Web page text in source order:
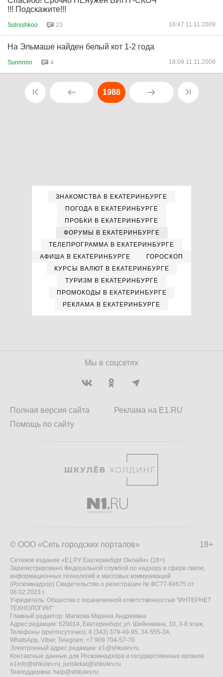
!!! Подскажите!!!
Solnishkoo 23 18:47 11.11.2009
На Эльмаше найден белый кот 1-2 года
Sunnnnn 4 18:09 11.11.2009
1988
ЗНАКОМСТВА В ЕКАТЕРИНБУРГЕ
ПОГОДА В ЕКАТЕРИНБУРГЕ
ПРОБКИ В ЕКАТЕРИНБУРГЕ
ФОРУМЫ В ЕКАТЕРИНБУРГЕ
ТЕЛЕПРОГРАММА В ЕКАТЕРИНБУРГЕ
АФИША В ЕКАТЕРИНБУРГЕ
ГОРОСКОП
КУРСЫ ВАЛЮТ В ЕКАТЕРИНБУРГЕ
ТУРИЗМ В ЕКАТЕРИНБУРГЕ
ПРОМОКОДЫ В ЕКАТЕРИНБУРГЕ
РЕКЛАМА В ЕКАТЕРИНБУРГЕ
Мы в соцсетях
Полная версия сайта
Помощь по сайту
Реклама на E1.RU
18+
© ООО «Сеть городских порталов»
Сетевое издание «Е1.РУ Екатеринбург Онлайн» (18+)
Зарегистрировано Федеральной службой по надзору в сфере связи,
информационных технологий и массовых коммуникаций
(Роскомнадзор) Свидетельство о регистрации № ФС77-84675 от
06.02.2023 г.
Учредитель: Общество с ограниченной ответственностью "ИНТЕРНЕТ
ТЕХНОЛОГИИ"
Главный редактор: Малкова Марина Андреевна
Адрес редакции: 620014, Екатеринбург, ул. Шейнкмана, 10, 3-й этаж,
Телефоны (круглосуточно): 8 (343) 379-49-95, 34-555-34,
WhatsApp, Viber, Telegram: +7 909 704-57-70
Электронный адрес редакции: e1@shkulev.ru
Контактные данные для Роскомнадзора и государственных органов:
e1info@shkulev.ru, juristekat@shkulev.ru
Техподдержка: help@shkulev.ru